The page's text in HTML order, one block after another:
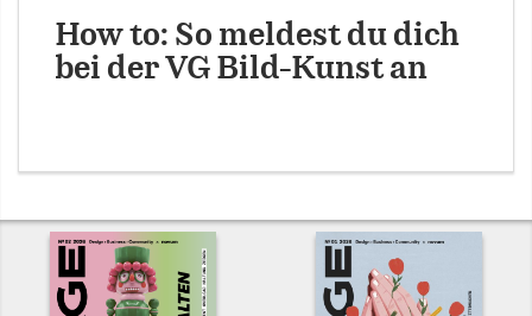
How to: So meldest du dich
bei der VG Bild-Kunst an